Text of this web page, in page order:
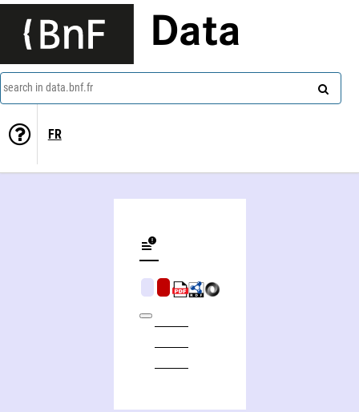
Data
search in data.bnf.fr
FR